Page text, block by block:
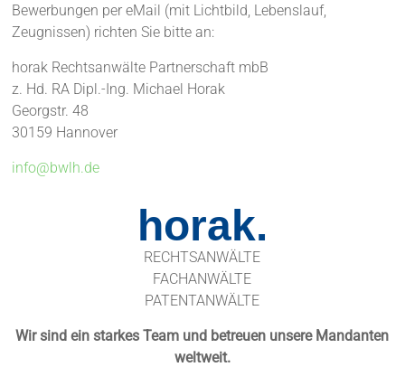
Bewerbungen per eMail (mit Lichtbild, Lebenslauf,
Zeugnissen) richten Sie bitte an:
horak Rechtsanwälte Partnerschaft mbB
z. Hd. RA Dipl.-Ing. Michael Horak
Georgstr. 48
30159 Hannover
info@bwlh.de
horak.
RECHTSANWÄLTE
FACHANWÄLTE
PATENTANWÄLTE
Wir sind ein starkes Team und betreuen unsere Mandanten
weltweit.